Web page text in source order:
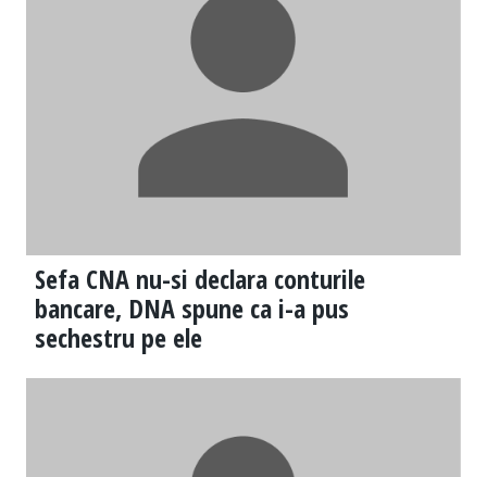
Sefa CNA nu-si declara conturile
bancare, DNA spune ca i-a pus
sechestru pe ele